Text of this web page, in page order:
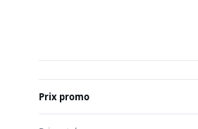
Prix promo